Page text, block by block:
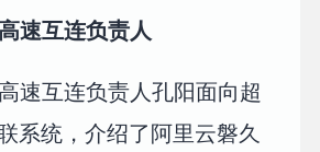
速互连负责人
速互连负责人孔阳面向超
系统，介绍了阿里云磐久